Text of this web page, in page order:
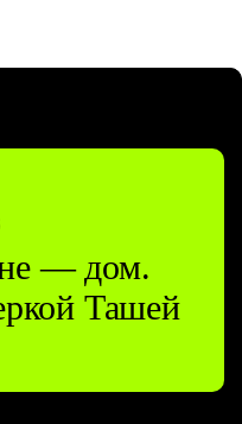
— дом.
Ташей